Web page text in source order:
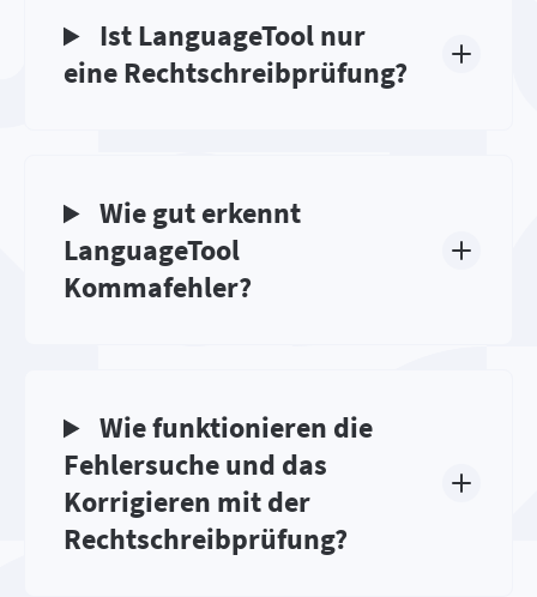
Ist LanguageTool nur
eine Rechtschreibprüfung?
Wie gut erkennt
LanguageTool
Kommafehler?
Wie funktionieren die
Fehlersuche und das
Korrigieren mit der
Rechtschreibprüfung?